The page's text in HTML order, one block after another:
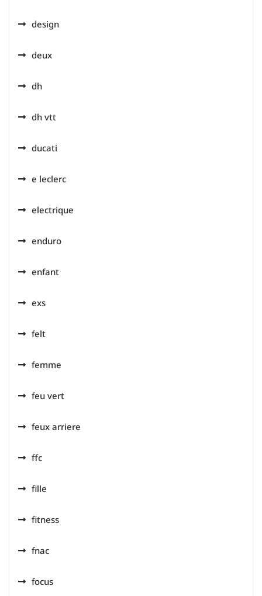
design
deux
dh
dh vtt
ducati
e leclerc
electrique
enduro
enfant
exs
felt
femme
feu vert
feux arriere
ffc
fille
fitness
fnac
focus